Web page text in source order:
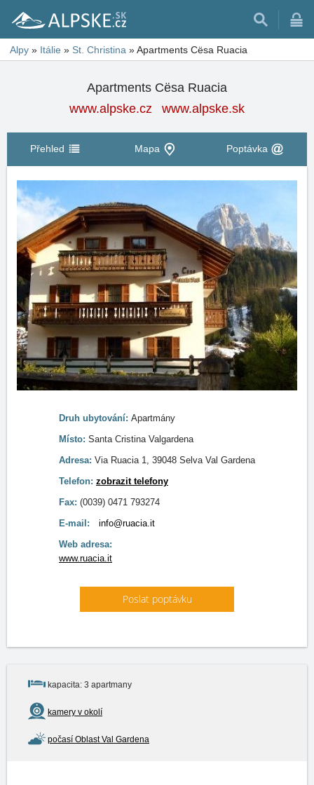
Alpy » Itálie » St. Christina »Apartments Cësa Ruacia
Apartments Cësa Ruacia
www.alpske.cz
www.alpske.sk
Přehled Mapa Poptávka
Druh ubytování: Apartmány
Místo: Santa Cristina Valgardena
Adresa: Via Ruacia 1, 39048 Selva Val Gardena
Telefon: zobrazit telefony
Fax: (0039) 0471 793274
E-mail:
info@ruacia.it
Web adresa:
www.ruacia.it
Poslat poptávku
kapacita: 3 apartmany
kamery v okolí
počasí Oblast Val Gardena